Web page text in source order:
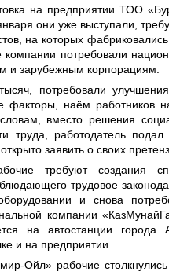
на предприятии ТОО
они уже выступали,
на которых
потребовали
и зарубежным корпорациям.
потребовали
факторы, наём работников
вместо решения
труда, работодатель
заявить о своих
требуют создания
трудовое
и снова
компании
на автостанции города
и на предприятии.
Ойл» рабочие